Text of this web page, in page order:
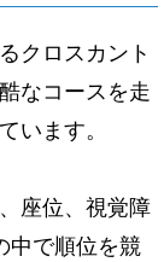
クロスカント
なコースを走
います。
座位、視覚障
中で順位を競